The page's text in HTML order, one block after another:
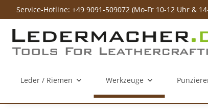
Service-Hotline: +49 9091-509072 (Mo-Fr 10-12 Uhr
Leder / Riemen Werkzeuge